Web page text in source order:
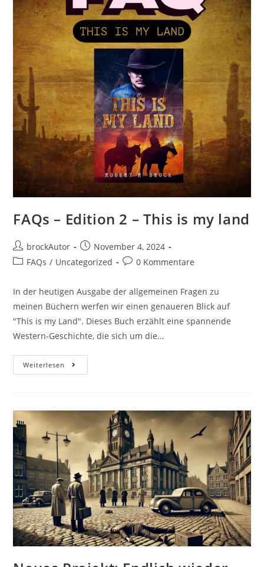
FAQs – Edition 2 – This is my land
brockAutor
November 4, 2024
FAQs / Uncategorized 0 Kommentare
In der heutigen Ausgabe der allgemeinen Fragen zu
meinen Büchern werfen wir einen genaueren Blick auf
"This is my Land". Dieses Buch erzählt eine spannende
Western-Geschichte, die sich um die…
Weiterlesen